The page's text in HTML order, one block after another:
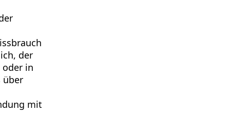
der
oder in
über
mit